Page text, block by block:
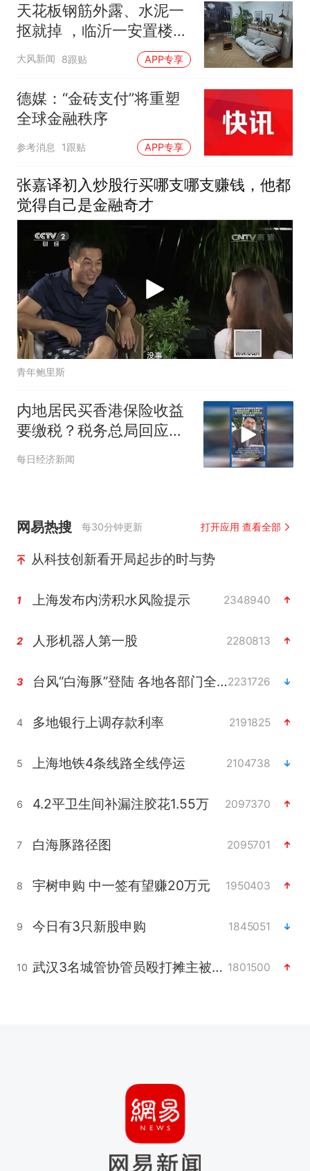
天花板钢筋外露、水泥一
抠就掉 ，临沂一安置楼交
房半年即被鉴定存安全隐
患；楼体至今未加固，仍
有居民常住
大风新闻 8跟贴 APP专享
德媒：“金砖支付”将重塑
全球金融秩序
参考消息 1跟贴 APP专享
张嘉译初入炒股行买哪支哪支赚钱，他都
觉得自己是金融奇才
青年鲍里斯
内地居民买香港保险收益
要缴税？税务总局回应：
并非新政
每日经济新闻
网易热搜 每30分钟更新 打开应用 查看全部
从科技创新看开局起步的时与势
1 上海发布内涝积水风险提示 2348940
2 人形机器人第一股 2280813
3 台风“白海豚”登陆 各地各部门全力应对2231726
4 多地银行上调存款利率 2191825
5 上海地铁4条线路全线停运 2104738
6 4.2平卫生间补漏注胶花1.55万 2097370
7 白海豚路径图 2095701
8 宇树申购 中一签有望赚20万元 1950403
9 今日有3只新股申购 1845051
10 武汉3名城管协管员殴打摊主被刑拘 1801500